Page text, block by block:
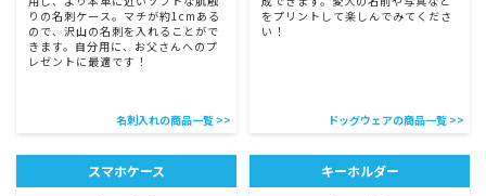
りの名刺ケース。マチが約1cmある
ので、沢山の名刺を入れることがで
きます。自分用に、お父さんへのプ
レゼントに最適です！
名刺入れの商品一覧 >>
をプリントして楽しんでみてくださ
い！
ドッグウェアの商品一覧 >>
スマホケース
キーホルダー